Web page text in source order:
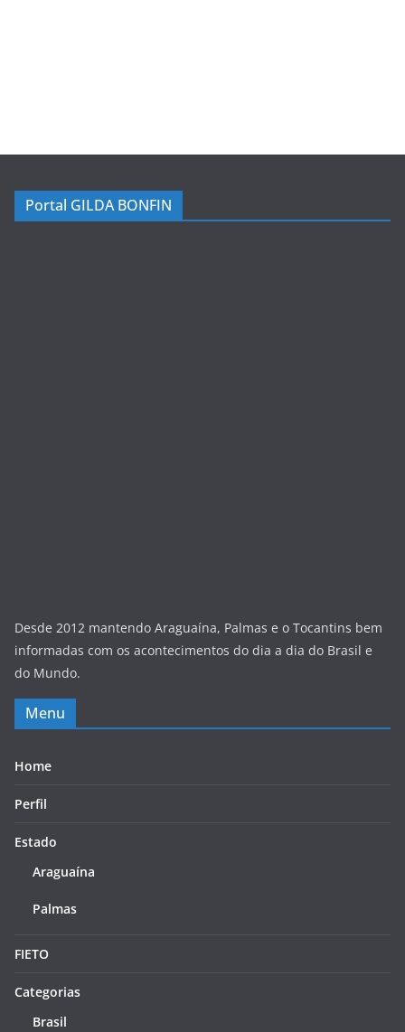
Portal GILDA BONFIN
Desde 2012 mantendo Araguaína, Palmas e o Tocantins bem
informadas com os acontecimentos do dia a dia do Brasil e
do Mundo.
Menu
Home
Perfil
Estado
Araguaína
Palmas
FIETO
Categorias
Brasil